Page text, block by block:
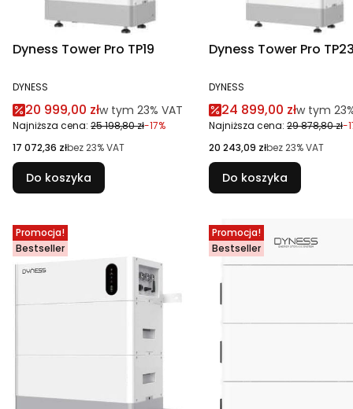
Dyness Tower Pro TP19
PRODUCENT
DYNESS
Cena promocyjna brutto
20 999,00 złw tym %s VAT
w tym 23% VAT
Najniższa cena: 25 198,80 zł-17%
Cena netto
17 072,36 złbez 23% VAT
Do koszyka
Dyness Tower Pro
PRODUCENT
DYNESS
Cena promocyjna
24 899,00 złw tym %s
w tym
Najniższa cena: 29 878,80 zł-
Cena netto
20 243,09 złbez 23% VAT
Do koszyka
Promocja!
Bestseller
Promocja!
Bestseller